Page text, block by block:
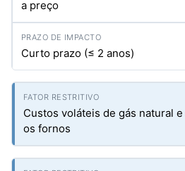
a preço
Curto prazo (≤ 2 anos)
Custos voláteis de gás natural
os fornos